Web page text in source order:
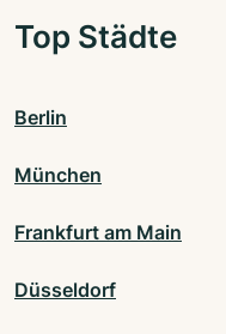
Top Städte
Berlin
München
Frankfurt am Main
Düsseldorf